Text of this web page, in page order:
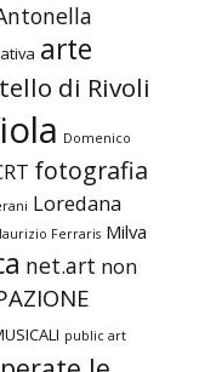
arte
di Rivoli
Domenico
fotografia
Loredana
Ferraris Milva
net.art non
public art